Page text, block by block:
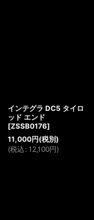
インテグラ DC5 タイロ
ッド エンド
[ZSSB0176]
11,000円(税別)
(税込 : 12,100円)